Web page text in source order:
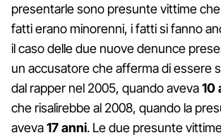
presentarle sono presunte vittime che
fatti erano minorenni, i fatti si fanno
il caso delle due nuove denunce
un accusatore che afferma di essere
dal rapper nel 2005, quando aveva10
che risalirebbe al 2008, quando la
aveva17 anni. Le due presunte